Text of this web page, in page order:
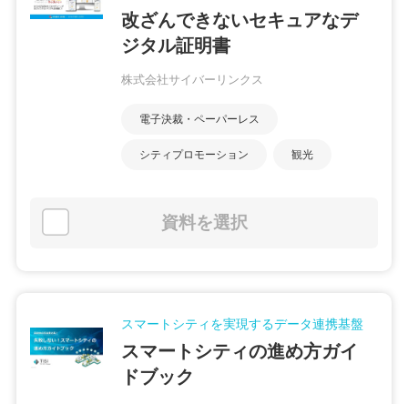
改ざんできないセキュアなデ
ジタル証明書
株式会社サイバーリンクス
電子決裁・ペーパーレス
シティプロモーション 観光
資料を選択
スマートシティを実現するデータ連携基盤
スマートシティの進め方ガイ
ドブック